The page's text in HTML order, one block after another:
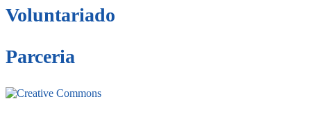
Voluntariado
Parceria